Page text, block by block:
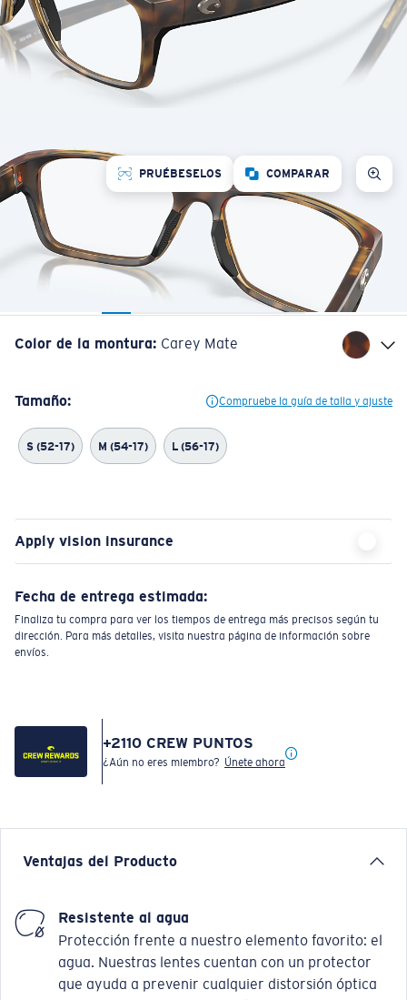
PRUÉBESELOS COMPARAR
Color de la montura: Carey Mate
Tamaño: Compruebe la guía de talla y ajuste
S (52-17) M (54-17) L (56-17)
Apply vision insurance
Fecha de entrega estimada:
Finaliza tu compra para ver los tiempos de entrega más precisos según tu
dirección. Para más detalles, visita nuestra página de información sobre
envíos.
+2110 CREW PUNTOS
¿Aún no eres miembro? Únete ahora
Ventajas del Producto
Resistente al agua
Protección frente a nuestro elemento favorito: el
agua. Nuestras lentes cuentan con un protector
que ayuda a prevenir cualquier distorsión óptica